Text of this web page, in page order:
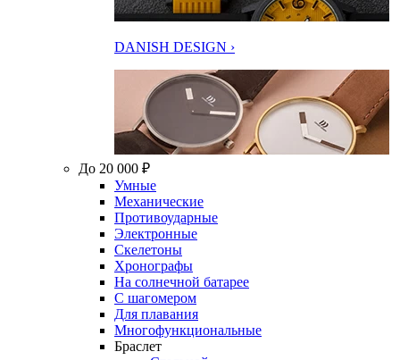
DANISH DESIGN ›
До 20 000 ₽
Умные
Механические
Противоударные
Электронные
Скелетоны
Хронографы
На солнечной батарее
С шагомером
Для плавания
Многофункциональные
Браслет